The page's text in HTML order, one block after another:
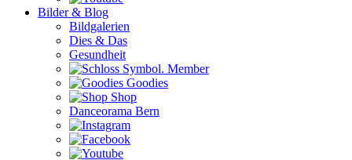
Bilder & Blog
Bildgalerien
Dies & Das
Gesundheit
Member
Goodies
Shop
Danceorama Bern